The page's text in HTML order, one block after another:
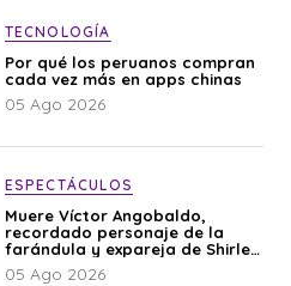
TECNOLOGÍA
Por qué los peruanos compran
cada vez más en apps chinas
05 Ago 2026
ESPECTÁCULOS
Muere Víctor Angobaldo,
recordado personaje de la
farándula y expareja de Shirley
Cherres
05 Ago 2026